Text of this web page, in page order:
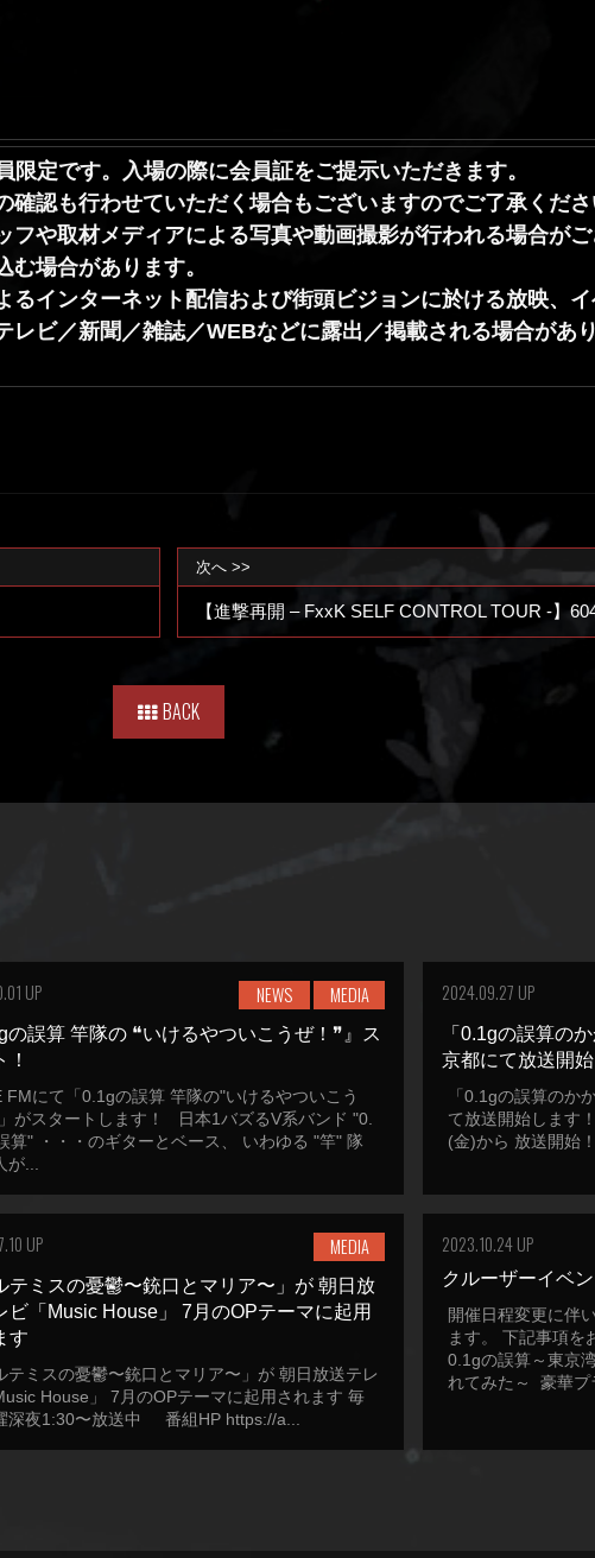
限定です。入場の際に会員証をご提示いただきます。
認も行わせていただく場合もございますのでご了承くださ
フや取材メディアによる写真や動画撮影が行われる場合がご
場合があります。
るインターネット配信および街頭ビジョンに於ける放映、
レビ／新聞／雑誌／WEBなどに露出／掲載される場合があ
次へ >>
【進撃再開 – FxxK SELF CONTROL TOUR -】
BACK
UP NEWS MEDIA
の誤算 竿隊の ❝いけるやついこうぜ！❞』ス
！
FMにて「0.1gの誤算 竿隊の"いけるやついこう
がスタートします！ 日本1バズるV系バンド "0.
算" ・・・のギターとベース、 いわゆる "竿" 隊
が...
2024.09.27 UP
「0.1gの誤算の
京都にて放送開始
「0.1gの誤算のか
て放送開始します
(金)から 放送開始
UP MEDIA
テミスの憂鬱〜銃口とマリア〜」が 朝日放
ビ「Music House」 7月のOPテーマに起用
す
テミスの憂鬱〜銃口とマリア〜」が 朝日放送テレ
House」 7月のOPテーマに起用されます 毎
深夜1:30〜放送中 番組HP https://a...
2023.10.24 UP
クルーザーイベ
開催日程変更に伴
ます。 下記事項を
0.1gの誤算～東京
れてみた～ 豪華プ